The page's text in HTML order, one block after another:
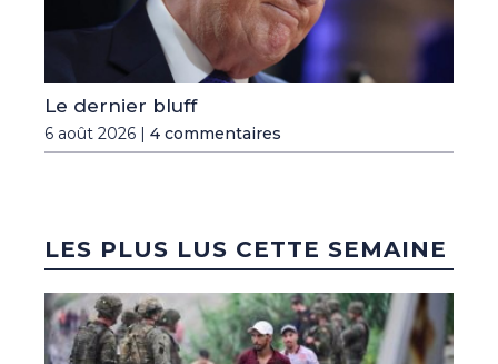
Le dernier bluff
6 août 2026 | 4 commentaires
LES PLUS LUS CETTE SEMAINE